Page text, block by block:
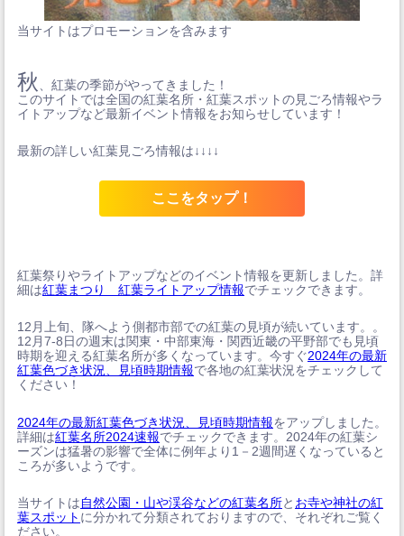
当サイトはプロモーションを含みます
秋
、紅葉の季節がやってきました！
このサイトでは全国の紅葉名所・紅葉スポットの見ごろ情報やラ
イトアップなど最新イベント情報をお知らせしています！
最新の詳しい紅葉見ごろ情報は↓↓↓↓
ここをタップ！
紅葉祭りやライトアップなどのイベント情報を更新しました。詳
細は紅葉まつり 紅葉ライトアップ情報でチェックできます。
12月上旬、隊へよう側都市部での紅葉の見頃が続いています。。
12月7-8日の週末は関東・中部東海・関西近畿の平野部でも見頃
時期を迎える紅葉名所が多くなっています。今すぐ2024年の最新
紅葉色づき状況、見頃時期情報で各地の紅葉状況をチェックして
ください！
2024年の最新紅葉色づき状況、見頃時期情報をアップしました。
詳細は紅葉名所2024速報でチェックできます。2024年の紅葉シ
ーズンは猛暑の影響で全体に例年より1－2週間遅くなっていると
ころが多いようです。
当サイトは自然公園・山や渓谷などの紅葉名所と お寺や神社の紅
葉スポット に分かれて分類されておりますので、それぞれご覧く
ださい。